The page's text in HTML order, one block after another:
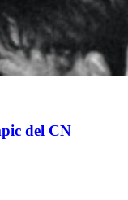
del CN